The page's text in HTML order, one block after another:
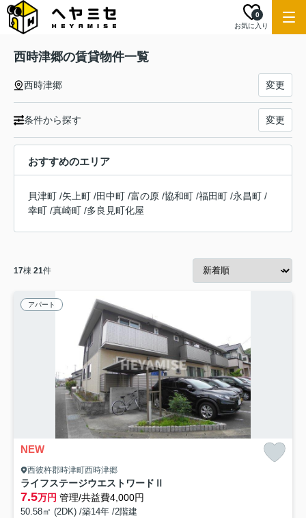
お気に入り
0
西時津郷の賃貸物件一覧
西時津郷 変更
条件から探す 変更
おすすめのエリア
貝津町 /矢上町 /田中町 /富の原 /協和町 /福田町 /永昌町 /
幸町 /真崎町 /多良見町化屋
17棟 21件
アパート
NEW
西彼杵郡時津町西時津郷
ライフステージウエストワードⅡ
7.5万円 管理/共益費4,000円
50.58㎡ (2DK) /築14年 /2階建